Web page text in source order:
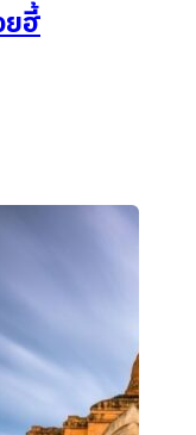
ยฮี้